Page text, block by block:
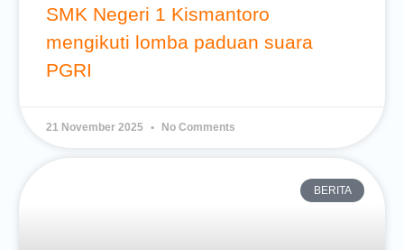
SMK Negeri 1 Kismantoro
mengikuti lomba paduan suara
PGRI
21 November 2025 No Comments
BERITA